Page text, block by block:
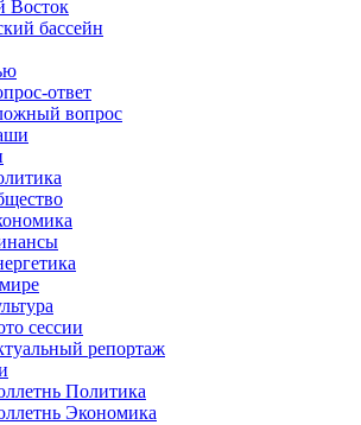
Восток
бассейн
ответ
вопрос
сессии
репортаж
Политика
Экономика